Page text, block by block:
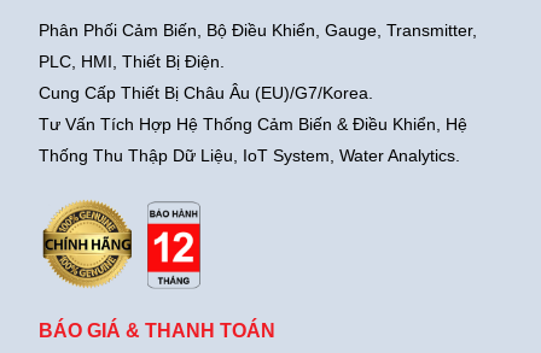
Phân Phối Cảm Biến, Bộ Điều Khiển, Gauge, Transmitter,
PLC, HMI, Thiết Bị Điện.
Cung Cấp Thiết Bị Châu Âu (EU)/G7/Korea.
Tư Vấn Tích Hợp Hệ Thống Cảm Biến & Điều Khiển, Hệ
Thống Thu Thập Dữ Liệu, IoT System, Water Analytics.
BÁO GIÁ & THANH TOÁN